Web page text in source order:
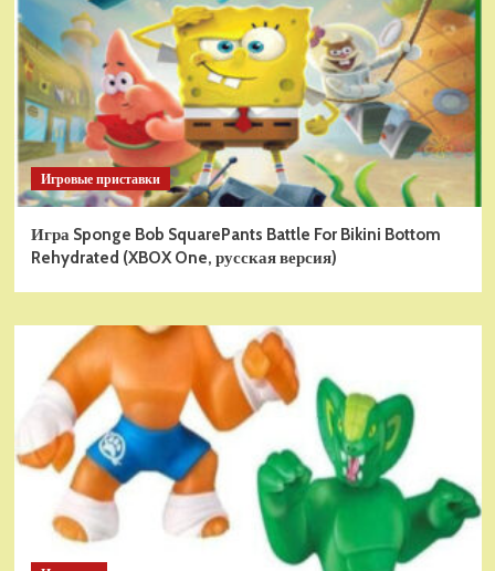
Игровые приставки
Игра Sponge Bob SquarePants Battle For Bikini Bottom
Rehydrated (XBOX One, русская версия)